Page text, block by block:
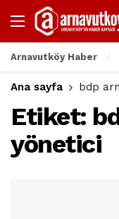
Arnavutköy Haber
Ana sayfa bdp
Etiket:
yönetici